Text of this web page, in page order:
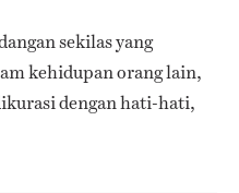
sekilas yang
kehidupan orang lain,
dengan hati-hati,